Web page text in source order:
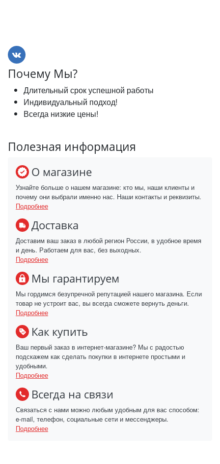
Почему Мы?
Длительный срок успешной работы
Индивидуальный подход!
Всегда низкие цены!
Полезная информация
О магазине
Узнайте больше о нашем магазине: кто мы, наши клиенты и
почему они выбрали именно нас. Наши контакты и реквизиты.
Подробнее
Доставка
Доставим ваш заказ в любой регион России, в удобное время
и день. Работаем для вас, без выходных.
Подробнее
Мы гарантируем
Мы гордимся безупречной репутацией нашего магазина. Если
товар не устроит вас, вы всегда сможете вернуть деньги.
Подробнее
Как купить
Ваш первый заказ в интернет-магазине? Мы с радостью
подскажем как сделать покупки в интернете простыми и
удобными.
Подробнее
Всегда на связи
Связаться с нами можно любым удобным для вас способом:
e-mail, телефон, социальные сети и мессенджеры.
Подробнее